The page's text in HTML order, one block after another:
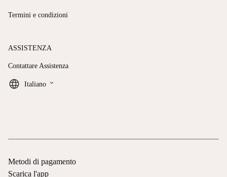
Termini e condizioni
ASSISTENZA
Contattare Assistenza
Italiano keyboard_arrow_down
Metodi di pagamento
Scarica l'app